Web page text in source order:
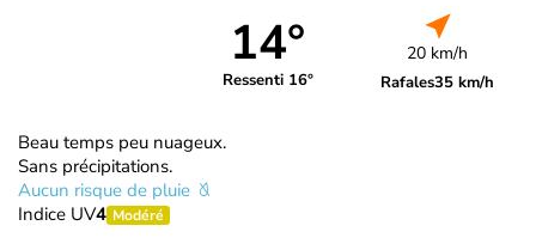
14°
Ressenti 16°
20 km/h
Rafales35 km/h
Beau temps peu nuageux.
Sans précipitations.
Aucun risque de pluie
Indice UV4 Modéré